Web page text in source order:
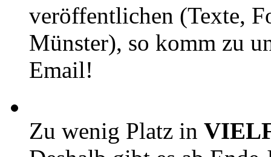
veröffentlichen (Texte,
Münster), so komm zu
Email!
Zu wenig Platz in